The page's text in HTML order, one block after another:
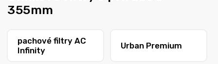
355mm
pachové filtry AC
Infinity
Urban Premium